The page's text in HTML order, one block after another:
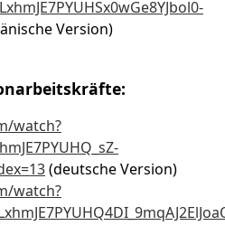
Version)
watch?
(deutsche Version)
watch?